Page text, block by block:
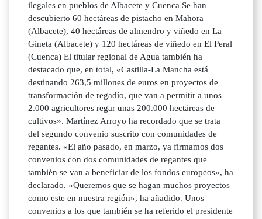
ilegales en pueblos de Albacete y Cuenca Se han
descubierto 60 hectáreas de pistacho en Mahora
(Albacete), 40 hectáreas de almendro y viñedo en La
Gineta (Albacete) y 120 hectáreas de viñedo en El Peral
(Cuenca) El titular regional de Agua también ha
destacado que, en total, «Castilla-La Mancha está
destinando 263,5 millones de euros en proyectos de
transformación de regadío, que van a permitir a unos
2.000 agricultores regar unas 200.000 hectáreas de
cultivos». Martínez Arroyo ha recordado que se trata
del segundo convenio suscrito con comunidades de
regantes. «El año pasado, en marzo, ya firmamos dos
convenios con dos comunidades de regantes que
también se van a beneficiar de los fondos europeos», ha
declarado. «Queremos que se hagan muchos proyectos
como este en nuestra región», ha añadido. Unos
convenios a los que también se ha referido el presidente